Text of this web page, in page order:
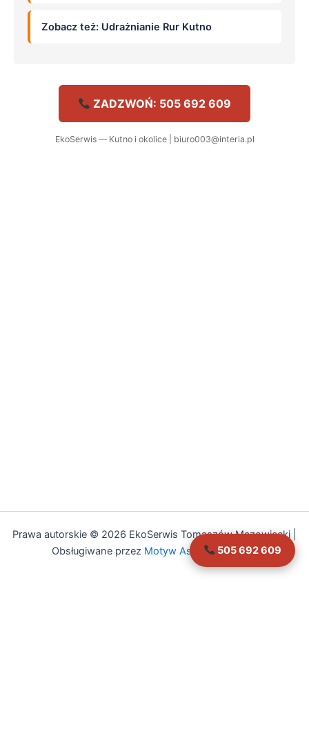
Zobacz też: Udrażnianie Rur Kutno
ZADZWOŃ: 505 692 609
EkoSerwis — Kutno i okolice | biuro003@interia.pl
505 692 609
Prawa autorskie © 2026 EkoSerwis Tomaszów Mazowiecki |
Obsługiwane przez Motyw Astra WordPress